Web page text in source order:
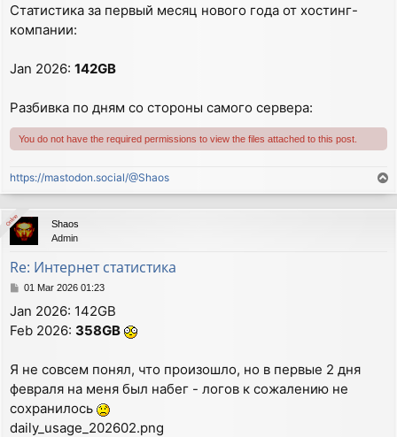
Статистика за первый месяц нового года от хостинг-
компании:
Jan 2026: 142GB
Разбивка по дням со стороны самого сервера:
You do not have the required permissions to view the files attached to this post.
https://mastodon.social/@Shaos
o
p
Shaos
Admin
Re: Интернет статистика
P
s
t
01 Mar 2026 01:23
Jan 2026: 142GB
Feb 2026: 358GB
Я не совсем понял, что произошло, но в первые 2 дня
февраля на меня был набег - логов к сожалению не
сохранилось
daily_usage_202602.png
Online
Online